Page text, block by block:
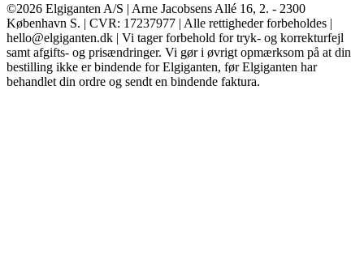
©2026 Elgiganten A/S | Arne Jacobsens Allé 16, 2. - 2300
København S. | CVR: 17237977 | Alle rettigheder forbeholdes |
hello@elgiganten.dk | Vi tager forbehold for tryk- og korrekturfejl
samt afgifts- og prisændringer. Vi gør i øvrigt opmærksom på at din
bestilling ikke er bindende for Elgiganten, før Elgiganten har
behandlet din ordre og sendt en bindende faktura.